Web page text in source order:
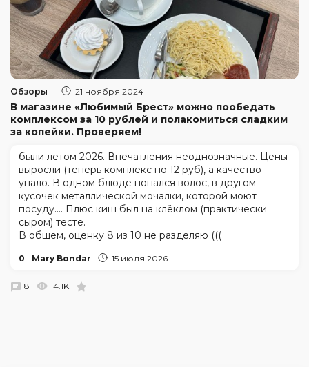
Обзоры 21 ноября 2024
В магазине «Любимый Брест» можно пообедать
комплексом за 10 рублей и полакомиться сладким
за копейки. Проверяем!
были летом 2026. Впечатления неоднозначные. Цены
выросли (теперь комплекс по 12 руб), а качество
упало. В одном блюде попался волос, в другом -
кусочек металлической мочалки, которой моют
посуду.... Плюс киш был на клёклом (практически
сыром) тесте.
В общем, оценку 8 из 10 не разделяю (((
0 Mary Bondar 15 июля 2026
8 14.1K